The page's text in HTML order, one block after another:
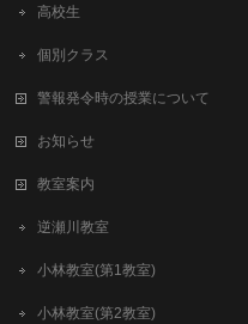
高校生
個別クラス
警報発令時の授業について
お知らせ
教室案内
逆瀬川教室
小林教室(第1教室)
小林教室(第2教室)